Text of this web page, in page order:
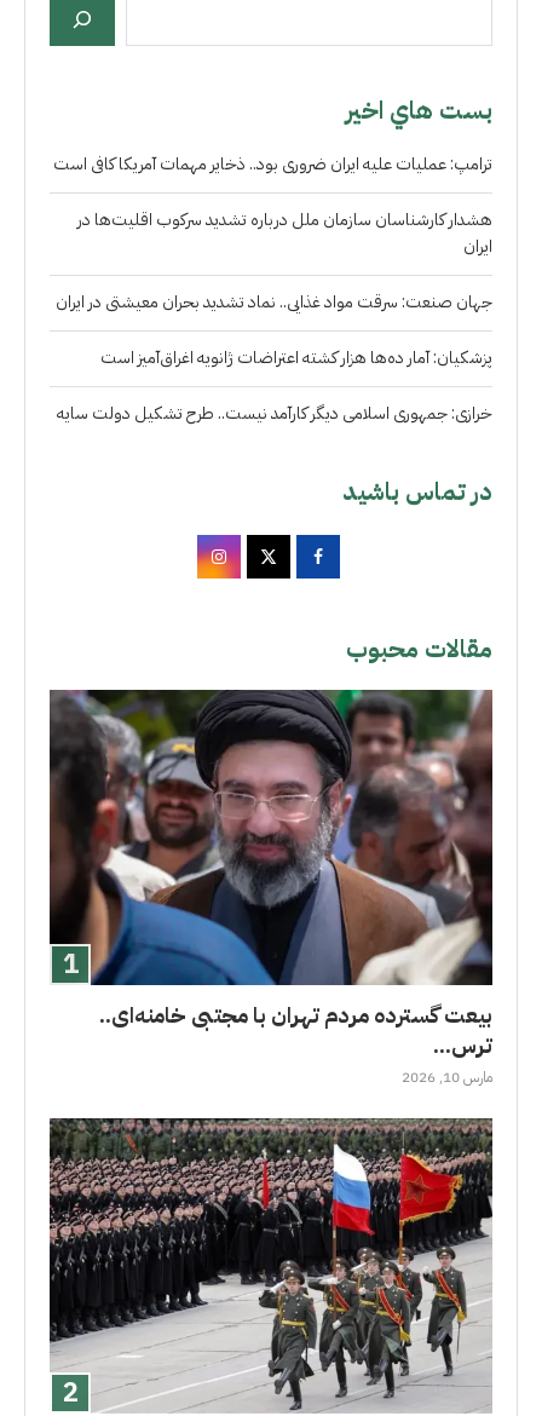
بست هاي اخير
ترامپ: عملیات علیه ایران ضروری بود.. ذخایر مهمات آمریکا کافی است
هشدار کارشناسان سازمان ملل درباره تشدید سرکوب اقلیت‌ها در
ایران
جهان صنعت: سرقت مواد غذایی.. نماد تشدید بحران معیشتی در ایران
پزشکیان: آمار ده‌ها هزار کشته اعتراضات ژانویه اغراق‌آمیز است
خرازی: جمهوری اسلامی دیگر کارآمد نیست.. طرح تشکیل دولت سایه
در تماس باشید
مقالات محبوب
بیعت گسترده مردم تهران با مجتبی خامنه‌ای..
ترس...
مارس 10, 2026